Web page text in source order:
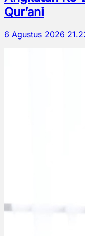
Qur’ani
6 Agustus 2026